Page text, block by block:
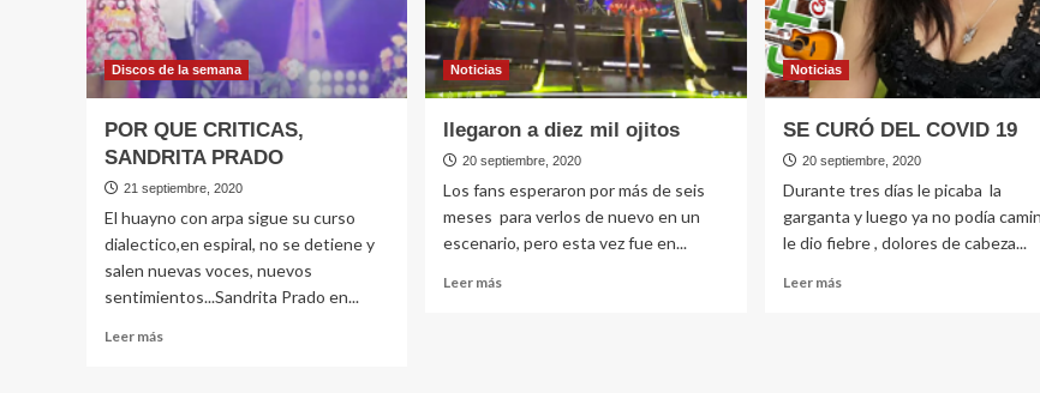
Discos de la semana
POR QUE CRITICAS,
SANDRITA PRADO
21 septiembre, 2020
El huayno con arpa sigue su curso
dialectico,en espiral, no se detiene y
salen nuevas voces, nuevos
sentimientos...Sandrita Prado en...
Leer más
Noticias
llegaron a diez mil ojitos
20 septiembre, 2020
Los fans esperaron por más de seis
meses para verlos de nuevo en un
escenario, pero esta vez fue en...
Leer más
Noticias
SE CURÓ DEL COVID 19
20 septiembre, 2020
Durante tres días le picaba la
garganta y luego ya no podía
le dio fiebre , dolores de cabeza...
Leer másLeer